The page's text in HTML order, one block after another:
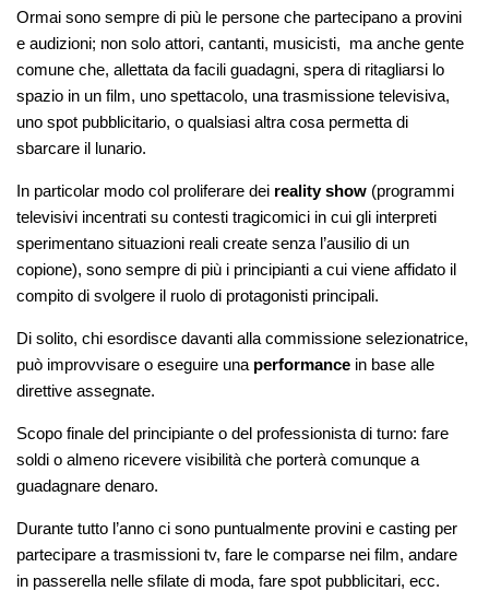
Ormai sono sempre di più le persone che partecipano a provini
e audizioni; non solo attori, cantanti, musicisti, ma anche gente
comune che, allettata da facili guadagni, spera di ritagliarsi lo
spazio in un film, uno spettacolo, una trasmissione televisiva,
uno spot pubblicitario, o qualsiasi altra cosa permetta di
sbarcare il lunario.
In particolar modo col proliferare dei reality show (programmi
televisivi incentrati su contesti tragicomici in cui gli interpreti
sperimentano situazioni reali create senza l’ausilio di un
copione), sono sempre di più i principianti a cui viene affidato il
compito di svolgere il ruolo di protagonisti principali.
Di solito, chi esordisce davanti alla commissione selezionatrice,
può improvvisare o eseguire una performance in base alle
direttive assegnate.
Scopo finale del principiante o del professionista di turno: fare
soldi o almeno ricevere visibilità che porterà comunque a
guadagnare denaro.
Durante tutto l’anno ci sono puntualmente provini e casting per
partecipare a trasmissioni tv, fare le comparse nei film, andare
in passerella nelle sfilate di moda, fare spot pubblicitari, ecc.